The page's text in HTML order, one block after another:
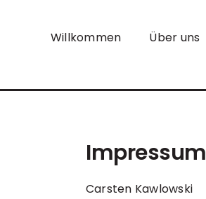
Willkommen Über uns
Impressum
Carsten Kawlowski